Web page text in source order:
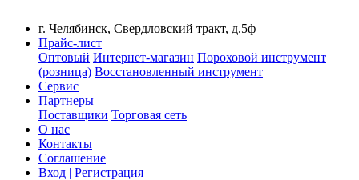
г. Челябинск, Свердловский тракт, д.5ф
Прайс-лист
Оптовый Интернет-магазин Пороховой инструмент
(розница) Восстановленный инструмент
Сервис
Партнеры
Поставщики Торговая сеть
О нас
Контакты
Соглашение
Вход | Регистрация